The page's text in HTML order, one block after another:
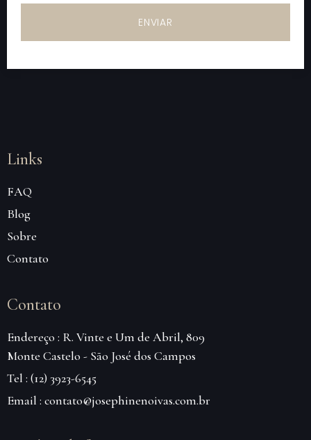
ENVIAR
Links
FAQ
Blog
Sobre
Contato
Contato
Endereço : R. Vinte e Um de Abril, 809
Monte Castelo - São José dos Campos
Tel : (12) 3923-6545
Email : contato@josephinenoivas.com.br